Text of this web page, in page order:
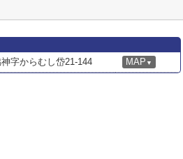
字からむし岱21-144 MAP ▼